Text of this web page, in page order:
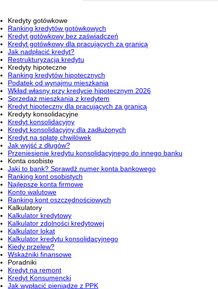
Kredyty gotówkowe
Ranking kredytów gotówkowych
Kredyt gotówkowy bez zaświadczeń
Kredyt gotówkowy dla pracujących za granicą
Jak nadpłacić kredyt?
Restrukturyzacja kredytu
Kredyty hipoteczne
Ranking kredytów hipotecznych
Podatek od wynajmu mieszkania
Wkład własny przy kredycie hipotecznym 2026
Sprzedaż mieszkania z kredytem
Kredyt hipoteczny dla pracujących za granicą
Kredyty konsolidacyjne
Kredyt konsolidacyjny
Kredyt konsolidacyjny dla zadłużonych
Kredyt na spłatę chwilówek
Jak wyjść z długów?
Przeniesienie kredytu konsolidacyjnego do innego banku
Konta osobiste
Jaki to bank? Sprawdź numer konta bankowego
Ranking kont osobistych
Najlepsze konta firmowe
Konto walutowe
Ranking kont oszczędnościowych
Kalkulatory
Kalkulator kredytowy
Kalkulator zdolności kredytowej
Kalkulator lokat
Kalkulator kredytu konsolidacyjnego
Kiedy przelew?
Wskaźniki finansowe
Poradniki
Kredyt na remont
Kredyt Konsumencki
Jak wypłacić pieniądze z PPK